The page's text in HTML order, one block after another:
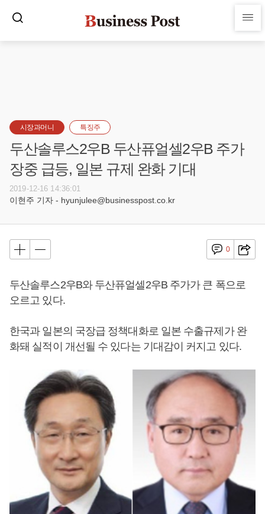
시장과머니 특징주
두산솔루스2우B 두산퓨얼셀2우B 주가
장중 급등, 일본 규제 완화 기대
2019-12-16 14:36:01
이현주 기자 - hyunjulee@businesspost.co.kr
0
두산솔루스2우B와 두산퓨얼셀2우B 주가가 큰 폭으로
오르고 있다.
한국과 일본의 국장급 정책대화로 일본 수출규제가 완
화돼 실적이 개선될 수 있다는 기대감이 커지고 있다.